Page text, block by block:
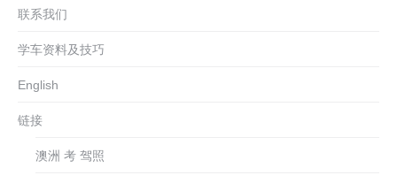
联系我们
学车资料及技巧
English
链接
澳洲 考 驾照